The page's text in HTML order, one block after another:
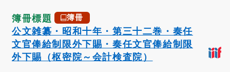
簿冊標題 簿冊
公文雑纂・昭和十年・第三十二巻・奏任
文官俸給制限外下賜・奏任文官俸給制限
外下賜（枢密院～会計検査院）